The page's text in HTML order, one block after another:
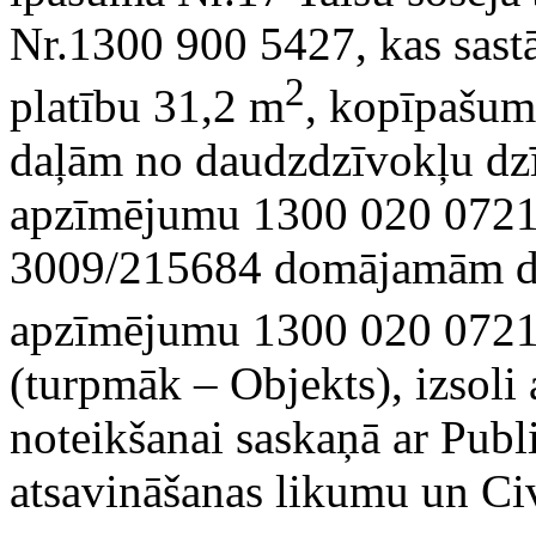
Nr.1300 900 5427, kas
platību 31,2 m2,
daļām no daudzdzīvokļu
apzīmējumu 1300 020
3009/215684 domājamām
apzīmējumu 1300 020
(turpmāk – Objekts), izsoli
noteikšanai saskaņā ar
atsavināšanas likumu un